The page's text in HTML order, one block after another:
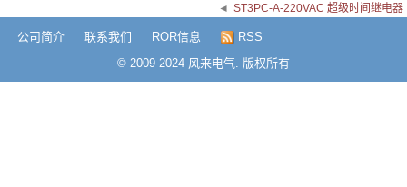
◄ ST3PC-A-220VAC 超级时间继电器
公司简介 联系我们 ROR信息
RSS
© 2009-2024 风来电气. 版权所有